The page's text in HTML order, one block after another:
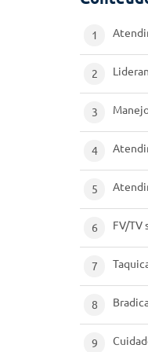
1
2
3
4
5
6 FV/TV
7
8
9